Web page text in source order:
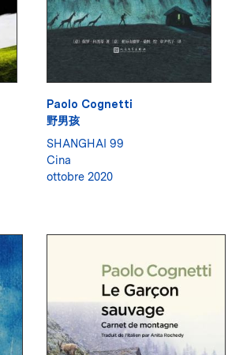
Paolo Cognetti
野男孩
SHANGHAI 99
Cina
ottobre 2020